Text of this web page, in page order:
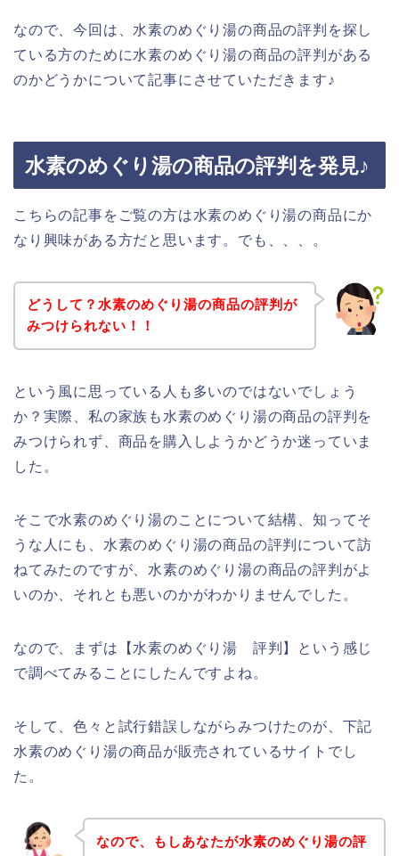
なので、今回は、水素のめぐり湯の商品の評判を探し
ている方のために水素のめぐり湯の商品の評判がある
のかどうかについて記事にさせていただきます♪
水素のめぐり湯の商品の評判を発見♪
こちらの記事をご覧の方は水素のめぐり湯の商品にか
なり興味がある方だと思います。でも、、、。
どうして？水素のめぐり湯の商品の評判が
みつけられない！！
という風に思っている人も多いのではないでしょう
か？実際、私の家族も水素のめぐり湯の商品の評判を
みつけられず、商品を購入しようかどうか迷っていま
した。
そこで水素のめぐり湯のことについて結構、知ってそ
うな人にも、水素のめぐり湯の商品の評判について訪
ねてみたのですが、水素のめぐり湯の商品の評判がよ
いのか、それとも悪いのかがわかりませんでした。
なので、まずは【水素のめぐり湯 評判】という感じ
で調べてみることにしたんですよね。
そして、色々と試行錯誤しながらみつけたのが、下記
水素のめぐり湯の商品が販売されているサイトでし
た。
なので、もしあなたが水素のめぐり湯の評